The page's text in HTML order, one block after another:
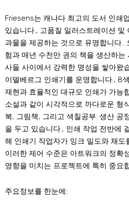
Friesens는 캐나다 최고의 도서 인쇄
있습니다., 고품질 일러스트레이션 및
과물을 제공하는 것으로 유명합니다..
험과 매년 수천만 권의 책을 생산하
사들 사이에서 강력한 명성을 쌓아왔
이델베르그 인쇄기를 운영합니다., 8
재현과 효율적인 대규모 인쇄가 가능
소설과 같이 시각적으로 까다로운 형
북, 그림책, 그리고 색칠공부. 생산 공
을 두고 있습니다., 인쇄 작업 전반에
해 인쇄기 작업자가 잉크 밀도와 채도
이러한 제어 수준은 아트워크의 정확
영향을 미치는 프로젝트에 특히 중요
주요정보를 한눈에: